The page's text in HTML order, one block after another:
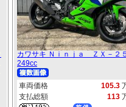
カワサキ Ｎｉｎｊａ ＺＸ－２
249cc
車両価格 105.3
支払総額
113